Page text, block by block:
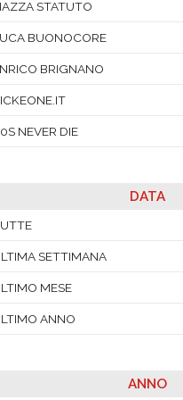
STATUTO
BUONOCORE
BRIGNANO
NEVER DIE
DATA
SETTIMANA
MESE
ANNO
ANNO